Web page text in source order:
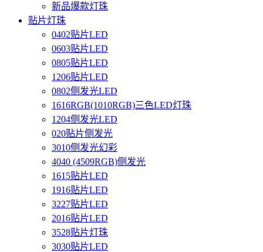
新品爆款灯珠
贴片灯珠
0402贴片LED
0603贴片LED
0805贴片LED
1206贴片LED
0802侧发光LED
1616RGB(1010RGB)三色LED灯珠
1204侧发光LED
020贴片侧发光
3010侧发光幻彩
4040 (4509RGB)侧发光
1615贴片LED
1916贴片LED
3227贴片LED
2016贴片LED
3528贴片灯珠
3030贴片LED